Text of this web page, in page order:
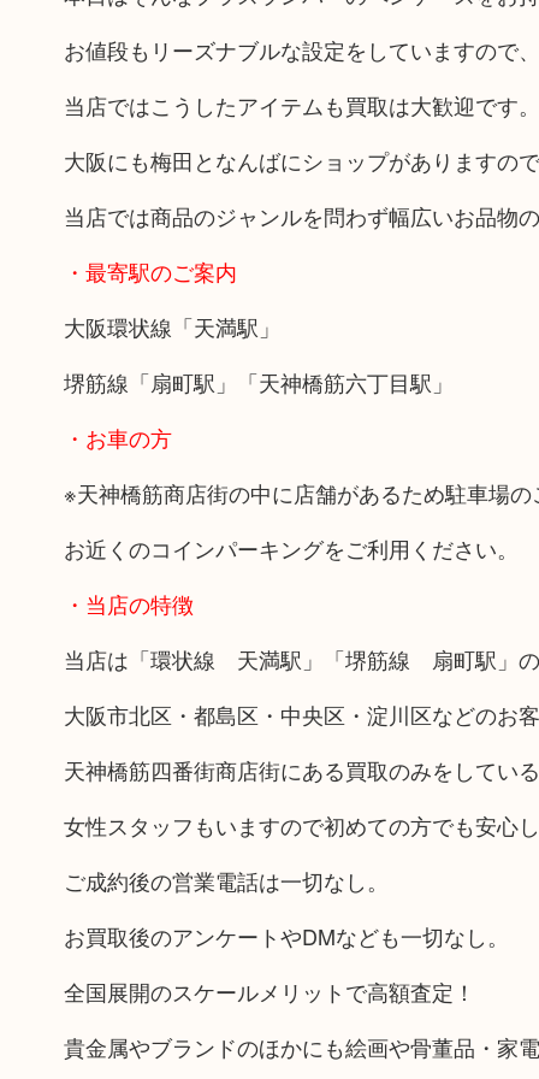
お値段もリーズナブルな設定をしていますので
当店ではこうしたアイテムも買取は大歓迎です。
大阪にも梅田となんばにショップがありますの
当店では商品のジャンルを問わず幅広いお品物
・最寄駅のご案内
大阪環状線「天満駅」
堺筋線「扇町駅」「天神橋筋六丁目駅」
・お車の方
※天神橋筋商店街の中に店舗があるため駐車場
お近くのコインパーキングをご利用ください。
・当店の特徴
当店は「環状線 天満駅」「堺筋線 扇町駅」
大阪市北区・都島区・中央区・淀川区などのお
天神橋筋四番街商店街にある買取のみをしてい
女性スタッフもいますので初めての方でも安心
ご成約後の営業電話は一切なし。
お買取後のアンケートやDMなども一切なし。
全国展開のスケールメリットで高額査定！
貴金属やブランドのほかにも絵画や骨董品・家